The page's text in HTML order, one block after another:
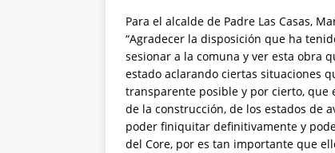
Para el alcalde de Padre Las Casas,
“Agradecer la disposición que ha
sesionar a la comuna y ver esta obra
estado aclarando ciertas situaciones
transparente posible y por cierto, que
de la construcción, de los estados de
poder finiquitar definitivamente y
del Core, por es tan importante que